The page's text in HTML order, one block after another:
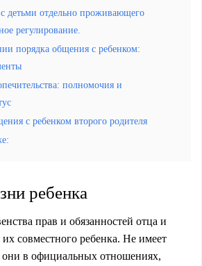
детьми отдельно проживающего
регулирование.
порядка общения с ребенком:
полномочия и
с ребенком второго родителя
ребенка
прав и обязанностей отца и
совместного ребенка. Не имеет
они в официальных отношениях,